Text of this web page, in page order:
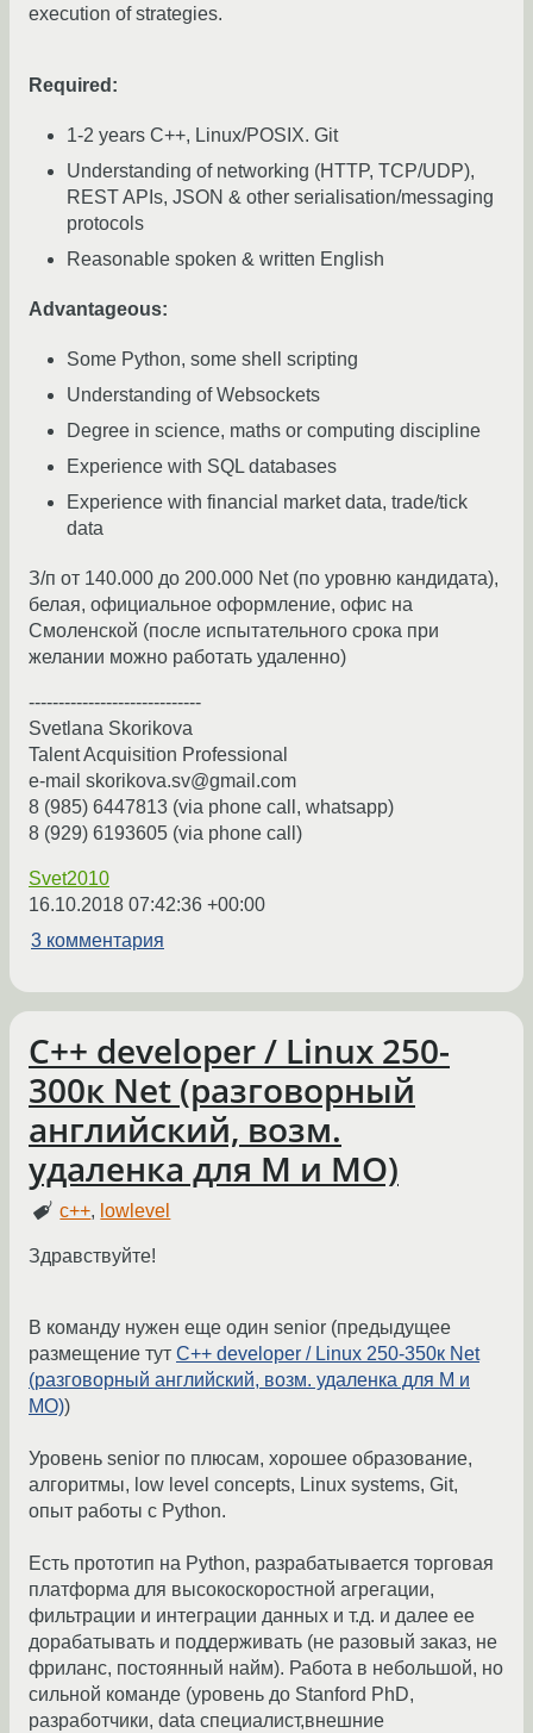
execution of strategies.
Required:
1-2 years C++, Linux/POSIX. Git
Understanding of networking (HTTP, TCP/UDP),
REST APIs, JSON & other serialisation/messaging
protocols
Reasonable spoken & written English
Advantageous:
Some Python, some shell scripting
Understanding of Websockets
Degree in science, maths or computing discipline
Experience with SQL databases
Experience with financial market data, trade/tick
data
З/п от 140.000 до 200.000 Net (по уровню кандидата),
белая, официальное оформление, офис на
Смоленской (после испытательного срока при
желании можно работать удаленно)
-----------------------------
Svetlana Skorikova
Talent Acquisition Professional
e-mail skorikova.sv@gmail.com
8 (985) 6447813 (via phone call, whatsapp)
8 (929) 6193605 (via phone call)
Svet2010
16.10.2018 07:42:36 +00:00
3 комментария
С++ developer / Linux 250-
300к Net (разговорный
английский, возм.
удаленка для М и МО)
c++, lowlevel
Здравствуйте!
В команду нужен еще один senior (предыдущее
размещение тут С++ developer / Linux 250-350к Net
(разговорный английский, возм. удаленка для М и
МО))
Уровень senior по плюсам, хорошее образование,
алгоритмы, low level concepts, Linux systems, Git,
опыт работы с Python.
Есть прототип на Python, разрабатывается торговая
платформа для высокоскоростной агрегации,
фильтрации и интеграции данных и т.д. и далее ее
дорабатывать и поддерживать (не разовый заказ, не
фриланс, постоянный найм). Работа в небольшой, но
сильной команде (уровень до Stanford PhD,
разработчики, data специалист,внешние